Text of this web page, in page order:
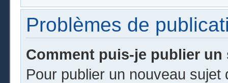
Problèmes de
Comment puis-je publier
Pour publier un nouveau